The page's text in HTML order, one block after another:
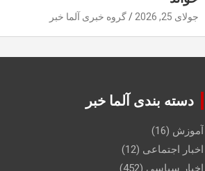
جولای 25, 2026 گروه خبری آلما خبر
دسته بندی آلما خبر
آموزش (16)
اخبار اجتماعی (12)
اخبار سیاسی (452)